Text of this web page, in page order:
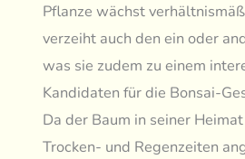
Pflanze wächst
verzeiht auch den ein oder
was sie zudem zu einem
Kandidaten für die Bonsai-
Da der Baum in seiner
Trocken- und Regenzeiten